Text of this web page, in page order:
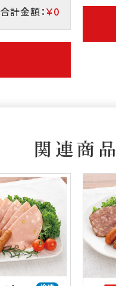
合計金額：￥0
関連商品